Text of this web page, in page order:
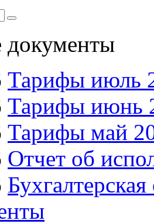
документы
Тарифы июль
Тарифы июнь
Тарифы май
Отчет об